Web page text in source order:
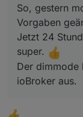
So, gestern
Vorgaben
Jetzt 24
super.
Der dimmode
ioBroker aus.